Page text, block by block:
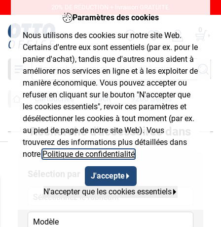
Paramètres des cookies
Nous utilisons des cookies sur notre site Web.
Certains d'entre eux sont essentiels (par ex. pour le
panier d'achat), tandis que d'autres nous aident à
améliorer nos services en ligne et à les exploiter de
manière économique. Vous pouvez accepter ou
refuser en cliquant sur le bouton "N'accepter que
les cookies essentiels", revoir ces paramètres et
désélectionner les cookies à tout moment (par ex.
au pied de page de notre site Web). Vous
trouverez des informations plus détaillées dans
notre Politique de confidentialité
J'accepte
N'accepter que les cookies essentiels
20% DE RÉDUCTION + livraison GRATUITE.
0
Chercher
Cartouches Facit 9200 Series
Recherche d'accessoires dans
Sélection par
Sélectionnez le fabricant
Modèle